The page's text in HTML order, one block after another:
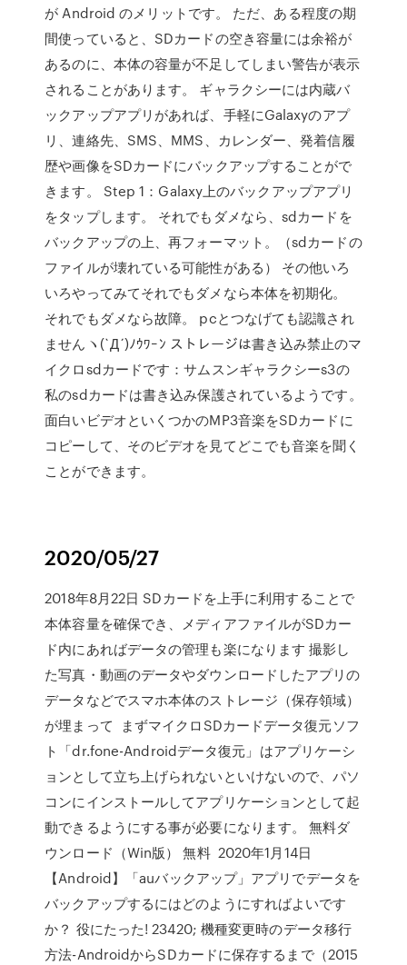
が Android のメリットです。 ただ、ある程度の期
間使っていると、SDカードの空き容量には余裕が
あるのに、本体の容量が不足してしまい警告が表示
されることがあります。 ギャラクシーには内蔵バ
ックアップアプリがあれば、手軽にGalaxyのアプ
リ、連絡先、SMS、MMS、カレンダー、発着信履
歴や画像をSDカードにバックアップすることがで
きます。 Step 1：Galaxy上のバックアップアプリ
をタップします。 それでもダメなら、sdカードを
バックアップの上、再フォーマット。（sdカードの
ファイルが壊れている可能性がある） その他いろ
いろやってみてそれでもダメなら本体を初期化。
それでもダメなら故障。 pcとつなげても認識され
ませんヽ(`Д´)ﾉｳﾜｰﾝ ストレージは書き込み禁止のマ
イクロsdカードです：サムスンギャラクシーs3の
私のsdカードは書き込み保護されているようです。
面白いビデオといくつかのMP3音楽をSDカードに
コピーして、そのビデオを見てどこでも音楽を聞く
ことができます。
2020/05/27
2018年8月22日 SDカードを上手に利用することで
本体容量を確保でき、メディアファイルがSDカー
ド内にあればデータの管理も楽になります 撮影し
た写真・動画のデータやダウンロードしたアプリの
データなどでスマホ本体のストレージ（保存領域）
が埋まって まずマイクロSDカードデータ復元ソフ
ト「dr.fone-Androidデータ復元」はアプリケーシ
ョンとして立ち上げられないといけないので、パソ
コンにインストールしてアプリケーションとして起
動できるようにする事が必要になります。 無料ダ
ウンロード（Win版） 無料 2020年1月14日
【Android】「auバックアップ」アプリでデータを
バックアップするにはどのようにすればよいです
か？ 役にたった! 23420; 機種変更時のデータ移行
方法-AndroidからSDカードに保存するまで（2015